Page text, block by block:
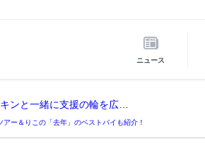
ニュース
ー＆りこの「去年」のベストバイも紹介！